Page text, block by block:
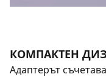
КОМПАКТЕН
Адаптерът